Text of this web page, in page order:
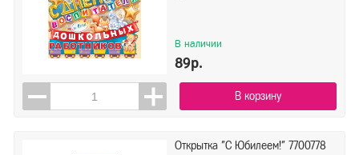
В наличии
89р.
В корзину
Открытка "С Юбилеем!" 7700778